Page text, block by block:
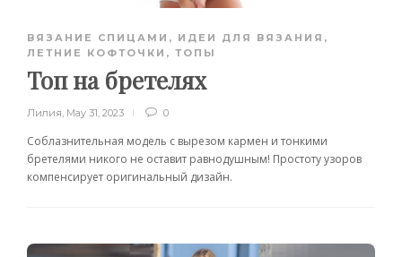
ВЯЗАНИЕ СПИЦАМИ , ИДЕИ ДЛЯ ВЯЗАНИЯ ,
ЛЕТНИЕ КОФТОЧКИ, ТОПЫ
Топ на бретелях
Лилия, May 31, 2023 0
Соблазнительная модель с вырезом кармен и тонкими
бретелями никого не оставит равнодушным! Простоту узоров
компенсирует оригинальный дизайн.